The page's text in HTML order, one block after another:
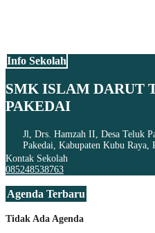
Info Sekolah
SMK ISLAM DARUT
PAKEDAI
Jl, Drs. Hamzah II, Desa Teluk
Pakedai, Kabupaten Kubu
Kontak Sekolah
085248538763
Agenda Terbaru
Tidak Ada Agenda